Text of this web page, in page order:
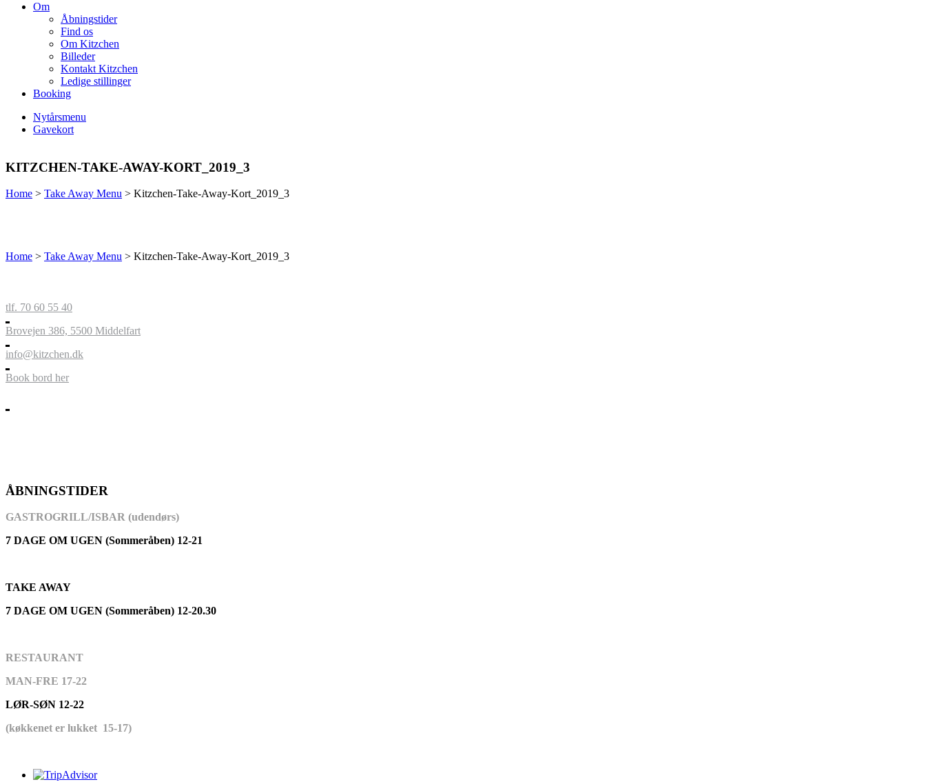
Om
Åbningstider
Find os
Om Kitzchen
Billeder
Kontakt Kitzchen
Ledige stillinger
Booking
Nytårsmenu
Gavekort
KITZCHEN-TAKE-AWAY-KORT_2019_3
Home > Take Away Menu > Kitzchen-Take-Away-Kort_2019_3
Home > Take Away Menu > Kitzchen-Take-Away-Kort_2019_3
tlf. 70 60 55 40
Brovejen 386, 5500 Middelfart
info@kitzchen.dk
Book bord her
ÅBNINGSTIDER
GASTROGRILL/ISBAR (udendørs)
7 DAGE OM UGEN (Sommeråben) 12-21
TAKE AWAY
7 DAGE OM UGEN (Sommeråben) 12-20.30
RESTAURANT
MAN-FRE 17-22
LØR-SØN 12-22
(køkkenet er lukket 15-17)